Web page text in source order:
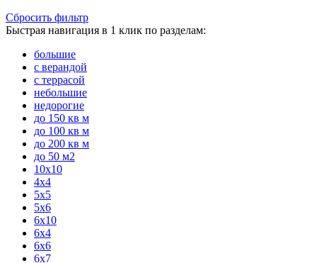
Сбросить фильтр
Быстрая навигация в 1 клик по разделам:
большие
с верандой
с террасой
небольшие
недорогие
до 150 кв м
до 100 кв м
до 200 кв м
до 50 м2
10x10
4x4
5x5
5x6
6x10
6x4
6x6
6x7